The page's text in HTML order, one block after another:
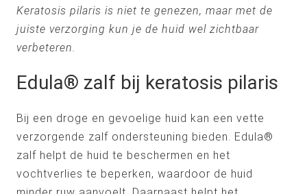
Keratosis pilaris is niet te genezen, maar met de
juiste verzorging kun je de huid wel zichtbaar
verbeteren.
Edula® zalf bij keratosis pilaris
Bij een droge en gevoelige huid kan een vette
verzorgende zalf ondersteuning bieden. Edula®
zalf helpt de huid te beschermen en het
vochtverlies te beperken, waardoor de huid